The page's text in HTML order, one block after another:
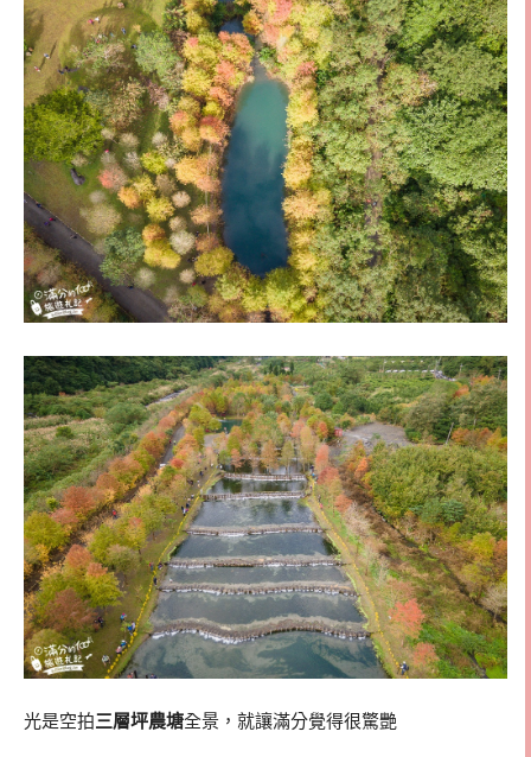
光是空拍三層坪農塘全景，就讓滿分覺得很驚艷